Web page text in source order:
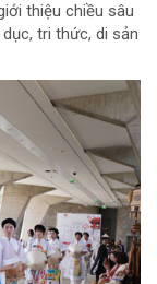
thiệu chiều sâu
tri thức, di sản